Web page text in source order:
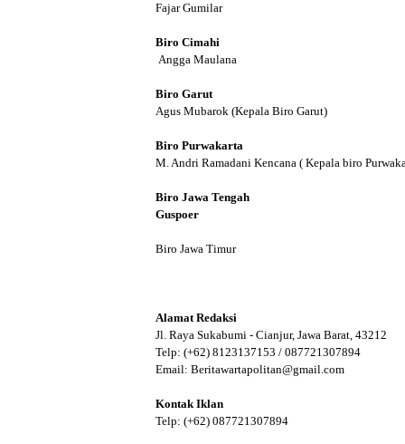
Fajar Gumilar
Biro Cimahi
Angga Maulana
Biro Garut
Agus Mubarok (Kepala Biro Garut)
Biro Purwakarta
M. Andri Ramadani Kencana ( Kepala biro
Biro Jawa Tengah
Guspoer
Biro Jawa Timur
Alamat Redaksi
Jl. Raya Sukabumi - Cianjur, Jawa Barat, 43212
Telp: (+62) 8123137153 / 087721307894
Email: Beritawartapolitan@gmail.com
Kontak Iklan
Telp: (+62) 087721307894